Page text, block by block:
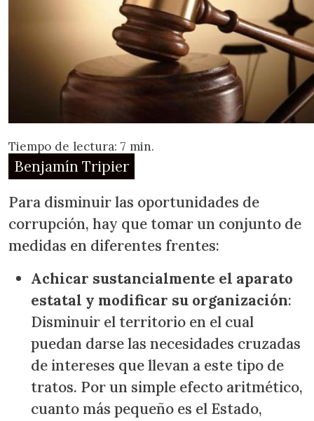
Tiempo de lectura: 7 min.
Benjamín Tripier
Para disminuir las oportunidades de
corrupción, hay que tomar un conjunto de
medidas en diferentes frentes:
Achicar sustancialmente el aparato
estatal y modificar su organización:
Disminuir el territorio en el cual
puedan darse las necesidades cruzadas
de intereses que llevan a este tipo de
tratos. Por un simple efecto aritmético,
cuanto más pequeño es el Estado,